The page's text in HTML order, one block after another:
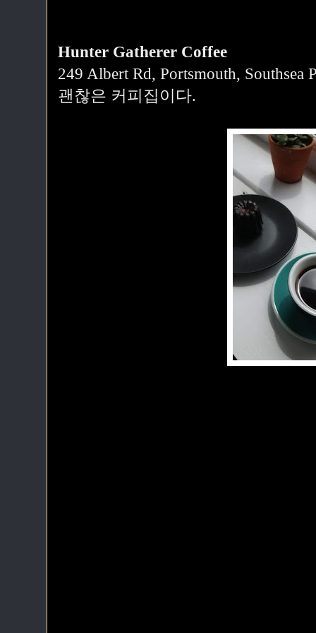
Hunter Gatherer Coffee
249 Albert Rd, Portsmouth, Southsea
괜찮은 커피집이다.